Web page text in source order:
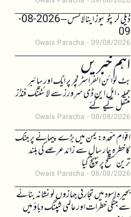
ڈیلی کرپٹو نیوز اینالائسس – 2026-08-
09
Owais Paracha 09/08/2026
اہم خبریں
بٹ کوائن انفراسٹرکچر پر ایک اور سائبر
حملہ، ایل این ڈی سرورز سے لائٹننگ فنڈز
منتقل کیے گئے
Owais Paracha 08/08/2026
اقوام متحدہ: یمن میں بڑے پیمانے پر جنگ
کا خطرہ چار سال سے زائد عرصے کی بلند
ترین سطح پر پہنچ گیا
Owais Paracha 08/08/2026
بحیرہ اسود میں تجارتی جہازوں کو نشانہ بنانے
سے جنگی خطرات اور عالمی شپنگ دباؤ میں